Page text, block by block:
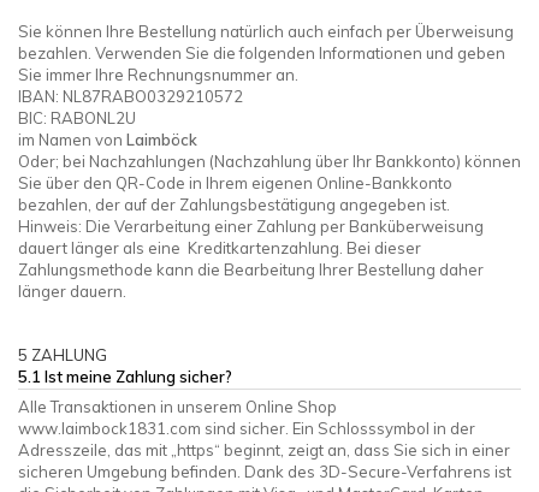
Sie können Ihre Bestellung natürlich auch einfach per Überweisung
bezahlen. Verwenden Sie die folgenden Informationen und geben
Sie immer Ihre Rechnungsnummer an.
IBAN: NL87RABO0329210572
BIC: RABONL2U
im Namen von Laimböck
Oder; bei Nachzahlungen (Nachzahlung über Ihr Bankkonto) können
Sie über den QR-Code in Ihrem eigenen Online-Bankkonto
bezahlen, der auf der Zahlungsbestätigung angegeben ist.
Hinweis: Die Verarbeitung einer Zahlung per Banküberweisung
dauert länger als eine Kreditkartenzahlung. Bei dieser
Zahlungsmethode kann die Bearbeitung Ihrer Bestellung daher
länger dauern.
5 ZAHLUNG
5.1 Ist meine Zahlung sicher?
Alle Transaktionen in unserem Online Shop
www.laimbock1831.com sind sicher. Ein Schlosssymbol in der
Adresszeile, das mit „https“ beginnt, zeigt an, dass Sie sich in einer
sicheren Umgebung befinden. Dank des 3D-Secure-Verfahrens ist